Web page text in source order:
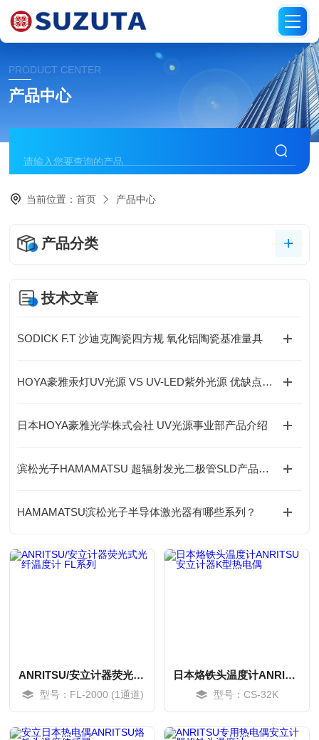
PRODUCT CENTER
产品中心
当前位置：首页 产品中心
产品分类
技术文章
SODICK F.T 沙迪克陶瓷四方规 氧化铝陶瓷基准量具
​HOYA豪雅汞灯UV光源 VS UV-LED紫外光源 优缺点全面对比
日本HOYA豪雅光学株式会社 UV光源事业部产品介绍
滨松光子HAMAMATSU 超辐射发光二极管SLD产品介绍及全领域应用详解
HAMAMATSU滨松光子半导体激光器有哪些系列？
ANRITSU/安立计器荧光式光纤温度计 FL系列
型号：FL-2000 (1通道)
日本烙铁头温度计ANRITSU安立计器K型热电偶
型号：CS-32K